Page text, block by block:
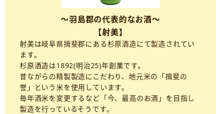
～羽島郡の代表的なお酒～
【射美】
射美は岐阜県揖斐郡にある杉原酒造にて製造されてい
ます。
杉原酒造は1892(明治25)年創業です。
昔ながらの精製製造にこだわり、地元米の「揖斐の
誉」という米を使用しています。
毎年酒米を変更するなど「今、最高のお酒」を目指し
製造を行っているそうです。